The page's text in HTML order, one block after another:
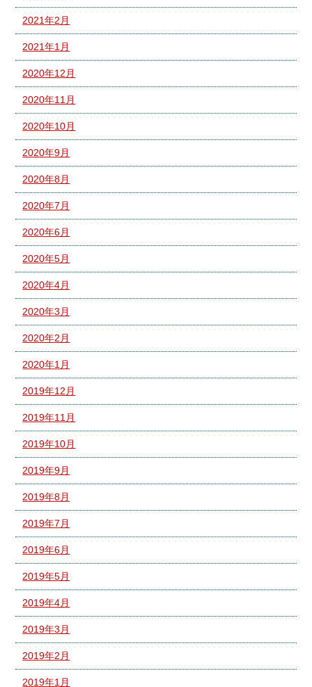
2021年2月
2021年1月
2020年12月
2020年11月
2020年10月
2020年9月
2020年8月
2020年7月
2020年6月
2020年5月
2020年4月
2020年3月
2020年2月
2020年1月
2019年12月
2019年11月
2019年10月
2019年9月
2019年8月
2019年7月
2019年6月
2019年5月
2019年4月
2019年3月
2019年2月
2019年1月